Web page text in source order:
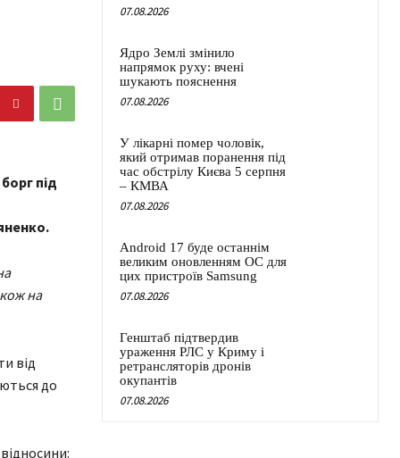
під
на
від
до
07.08.2026
Ядро Землі змінило
напрямок руху: вчені
шукають пояснення
07.08.2026
У лікарні помер чоловік,
який отримав поранення під
час обстрілу Києва 5 серпня
– КМВА
07.08.2026
Android 17 буде останнім
великим оновленням ОС для
цих пристроїв Samsung
07.08.2026
Генштаб підтвердив
ураження РЛС у Криму і
ретрансляторів дронів
окупантів
07.08.2026